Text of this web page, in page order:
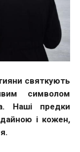
святкують
символом
Наші предки
і кожен,